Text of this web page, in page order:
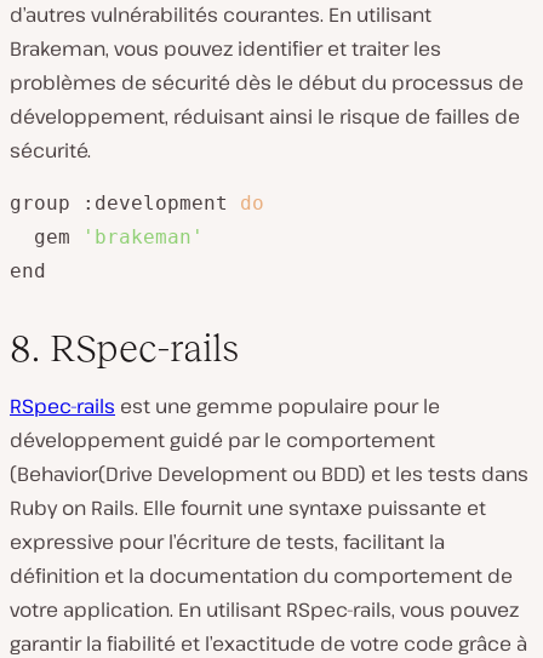
d’autres vulnérabilités courantes. En utilisant
Brakeman, vous pouvez identifier et traiter les
problèmes de sécurité dès le début du processus de
développement, réduisant ainsi le risque de failles de
sécurité.
group :development do
  gem
'brakeman'
end
8. RSpec-rails
RSpec-rails est une gemme populaire pour le
développement guidé par le comportement
(Behavior(Drive Development ou BDD) et les tests dans
Ruby on Rails. Elle fournit une syntaxe puissante et
expressive pour l’écriture de tests, facilitant la
définition et la documentation du comportement de
votre application. En utilisant RSpec-rails, vous pouvez
garantir la fiabilité et l’exactitude de votre code grâce à